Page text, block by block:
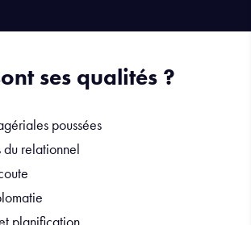
ses qualités ?
poussées
du relationnel
planification